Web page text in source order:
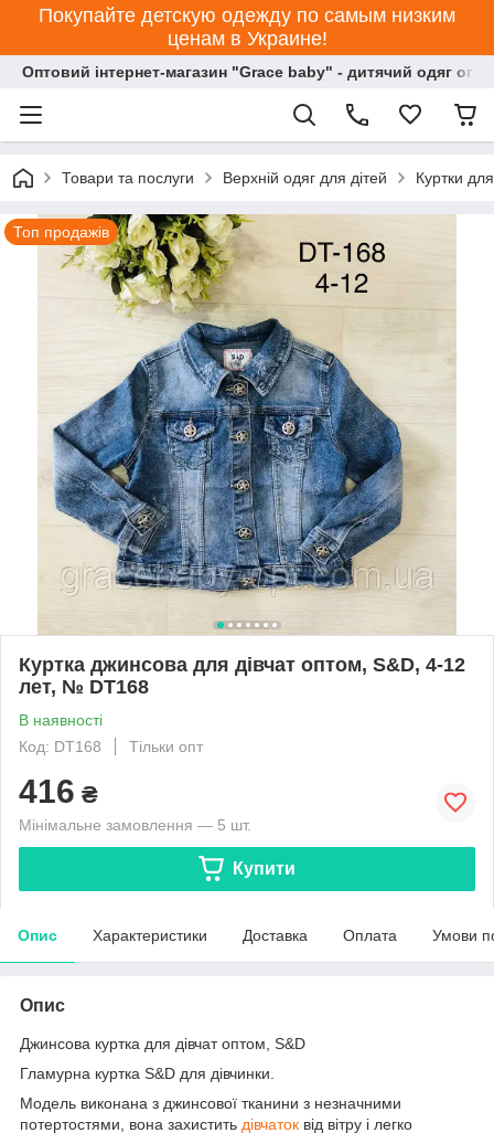
Покупайте детскую одежду по самым низким
ценам в Украине!
Оптовий інтернет-магазин "Grace baby" - дитячий одяг
Товари та послуги Верхній одяг для дітей Куртки для
Топ продажів
Куртка джинсова для дівчат оптом, S&D, 4-12
лет, № DT168
В наявності
Код: DT168
Тільки опт
416 ₴
Мінімальне замовлення — 5 шт.
Купити
Опис Характеристики Доставка Оплата Умови
Опис
Джинсова куртка для дівчат оптом, S&D
Гламурна куртка S&D для дівчинки.
Модель виконана з джинсової тканини з незначними
потертостями, вона захистить дівчаток від вітру і легко